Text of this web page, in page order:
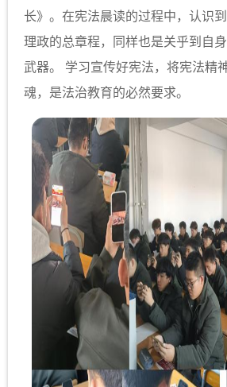
长》。在宪法晨读的过程中，认识
理政的总章程，同样也是关乎到自
武器。 学习宣传好宪法，将宪法精
魂，是法治教育的必然要求。